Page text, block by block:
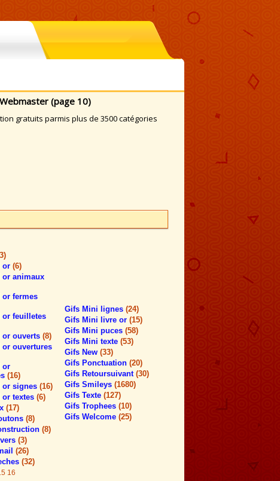
(page 10)
gratuits parmis plus de 3500 catégories
or (6)
or animaux
fermes
or feuilletes
or ouverts (8)
ouvertures
or
(16)
or signes (16)
textes (6)
(17)
(8)
(8)
(3)
(26)
(32)
Gifs Mini lignes (24)
Gifs Mini livre or (15)
Gifs Mini puces (58)
Gifs Mini texte (53)
Gifs New (33)
Gifs Ponctuation (20)
Gifs Retoursuivant (30)
Gifs Smileys (1680)
Gifs Texte (127)
Gifs Trophees (10)
Gifs Welcome (25)
16